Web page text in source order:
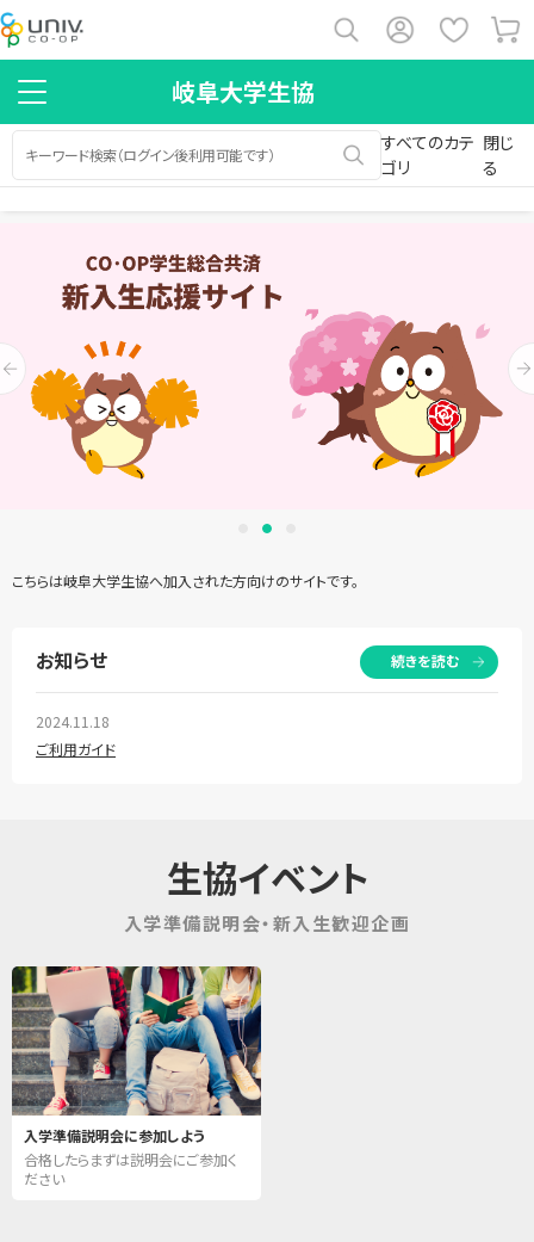
岐阜大学生協
すべてのカテ
ゴリ
閉じ
る
こちらは岐阜大学生協へ加入された方向けのサイトです。
お知らせ
2024.11.18
ご利用ガイド
続きを読む
生協イベント
入学準備説明会・新入生歓迎企画
入学準備説明会に参加しよう
合格したらまずは説明会にご参加く
ださい